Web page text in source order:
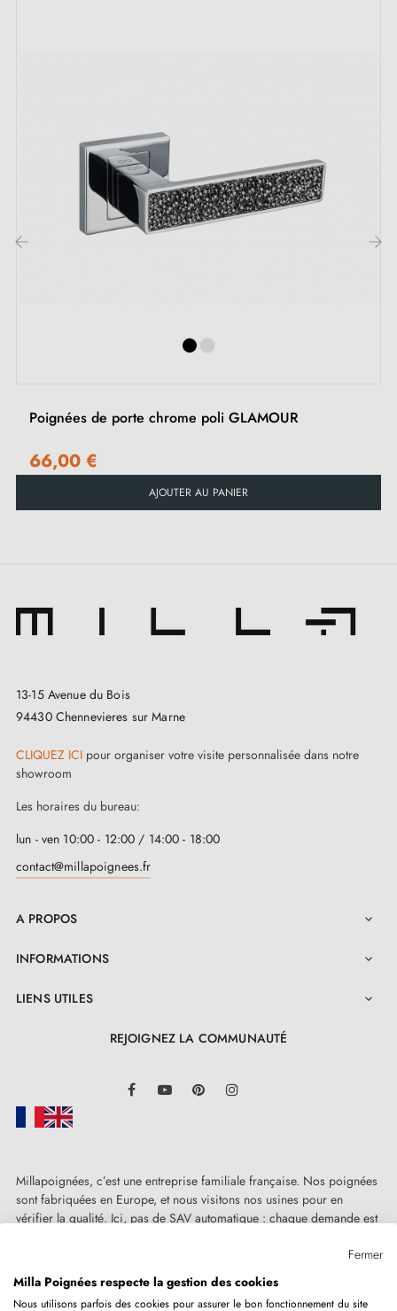
Poignées de porte chrome poli GLAMOUR
66,00 €
AJOUTER AU PANIER
13-15 Avenue du Bois
94430 Chennevieres sur Marne
CLIQUEZ ICI pour organiser votre visite personnalisée dans notre
showroom
Les horaires du bureau:
lun - ven 10:00 - 12:00 / 14:00 - 18:00
contact@millapoignees.fr
A PROPOS 
INFORMATIONS 
LIENS UTILES 
REJOIGNEZ LA COMMUNAUTÉ
FacebookYouTube Pinterest
Millapoignées, c’est une entreprise familiale française. Nos poignées
sont fabriquées en Europe, et nous visitons nos usines pour en
vérifier la qualité. Ici, pas de SAV automatique : chaque demande est
Fermer
Milla Poignées respecte la gestion des cookies
Nous utilisons parfois des cookies pour assurer le bon fonctionnement du site